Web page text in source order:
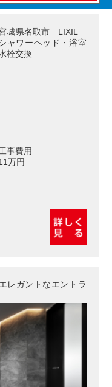
城県名取市 LIXIL
ャワーヘッド・浴室
栓交換
事費用
万円
レガントなエントラ